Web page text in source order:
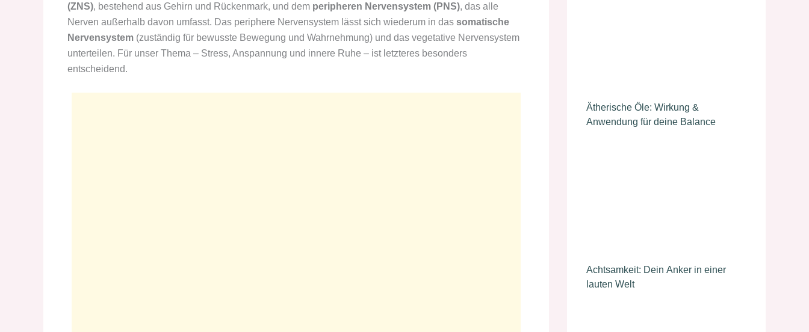
(ZNS), bestehend aus Gehirn und Rückenmark, und dem peripheren Nervensystem (PNS), das alle
Nerven außerhalb davon umfasst. Das periphere Nervensystem lässt sich wiederum in das somatische
Nervensystem (zuständig für bewusste Bewegung und Wahrnehmung) und das vegetative Nervensystem
unterteilen. Für unser Thema – Stress, Anspannung und innere Ruhe – ist letzteres besonders
entscheidend.
Ätherische Öle: Wirkung &
Anwendung für deine Balance
Achtsamkeit: Dein Anker in einer
lauten Welt